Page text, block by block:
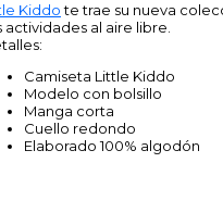
Kiddote trae su nueva
actividades al aire libre.
Camiseta Little Kiddo
Modelo con bolsillo
Manga corta
Cuello redondo
Elaborado 100% algodón